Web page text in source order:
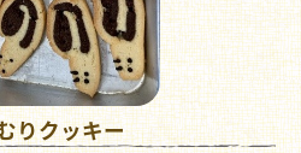
りクッキー